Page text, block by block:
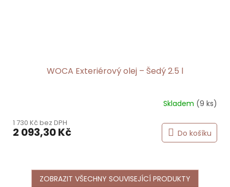
WOCA Exteriérový olej – Šedý 2.5 l
Skladem (9 ks)
1 730 Kč bez DPH
2 093,30 Kč Do košíku
ZOBRAZIT VŠECHNY SOUVISEJÍCÍ PRODUKTY